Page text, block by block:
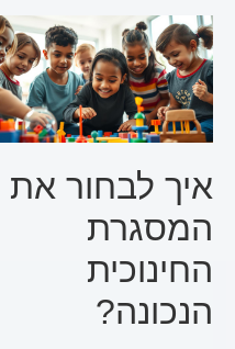
איך לבחור את
המסגרת
החינוכית
הנכונה?